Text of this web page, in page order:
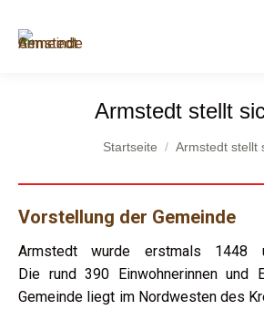
Armstedt stellt
Du bist hier:
Startseite Armstedt stellt
Vorstellung der Gemeinde
Armstedt wurde erstmals 1448
Die rund 390 Einwohnerinnen und
Gemeinde liegt im Nordwesten des